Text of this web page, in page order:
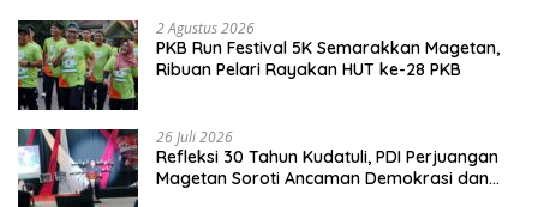
2 Agustus 2026
PKB Run Festival 5K Semarakkan Magetan,
Ribuan Pelari Rayakan HUT ke-28 PKB
26 Juli 2026
Refleksi 30 Tahun Kudatuli, PDI Perjuangan
Magetan Soroti Ancaman Demokrasi dan